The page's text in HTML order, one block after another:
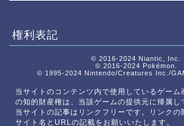
権利表記
© 2016-2024 Niantic, Inc.
© 2016-2024 Pokémon.
© 1995-2024 Nintendo/Creatures Inc./
当サイトのコンテンツ内で使用しているゲーム
の知的財産権は、当該ゲームの提供元に帰属し
当サイトの記事はリンクフリーです。リンクの
サイト名とURLの記載をお願いいたします。